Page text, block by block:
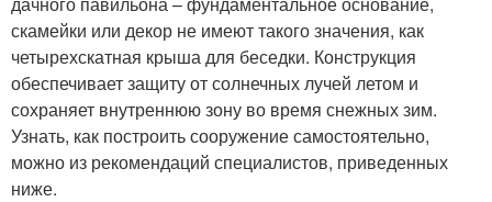
скамейки или декор не имеют такого значения, как
четырехскатная крыша для беседки. Конструкция
обеспечивает защиту от солнечных лучей летом и
сохраняет внутреннюю зону во время снежных зим.
Узнать, как построить сооружение самостоятельно,
можно из рекомендаций специалистов, приведенных
ниже.